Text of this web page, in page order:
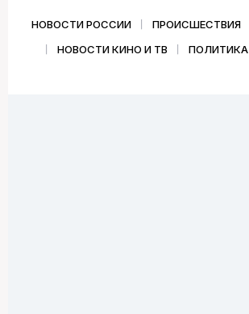
НОВОСТИ РОССИИ ПРОИСШЕСТВИЯ
НОВОСТИ КИНО И ТВ
ПОЛИТИКА